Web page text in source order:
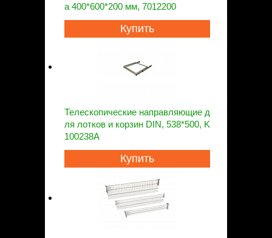
а 400*600*200 мм, 7012200
Купить
Телескопические направляющие д
ля лотков и корзин DIN, 538*500, K
100238A
Купить